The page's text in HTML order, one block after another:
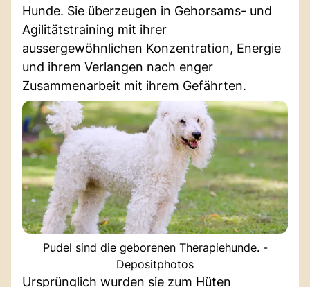
Hunde. Sie überzeugen in Gehorsams- und
Agilitätstraining mit ihrer
aussergewöhnlichen Konzentration, Energie
und ihrem Verlangen nach enger
Zusammenarbeit mit ihrem Gefährten.
Pudel sind die geborenen Therapiehunde. -
Depositphotos
Ursprünglich wurden sie zum Hüten